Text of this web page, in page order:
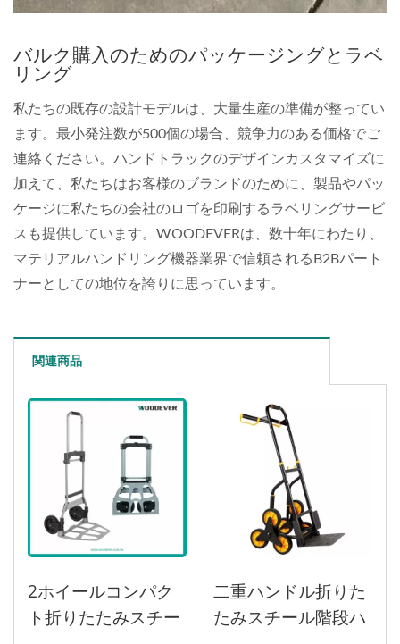
バルク購入のためのパッケージングとラベ
リング
私たちの既存の設計モデルは、大量生産の準備が整ってい
ます。最小発注数が500個の場合、競争力のある価格でご
連絡ください。ハンドトラックのデザインカスタマイズに
加えて、私たちはお客様のブランドのために、製品やパッ
ケージに私たちの会社のロゴを印刷するラベリングサービ
スも提供しています。WOODEVERは、数十年にわたり、
マテリアルハンドリング機器業界で信頼されるB2Bパート
ナーとしての地位を誇りに思っています。
関連商品
2ホイールコンパク
ト折りたたみスチー
二重ハンドル折りた
たみスチール階段ハ